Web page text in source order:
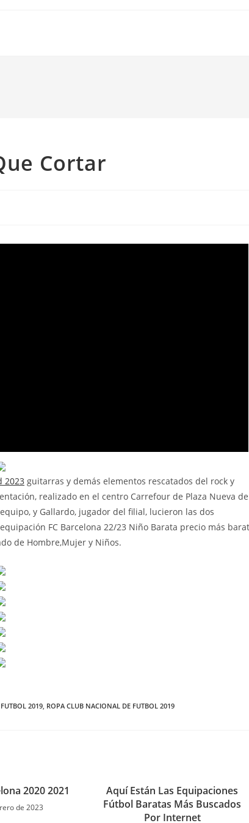
Cortar
2023 guitarras y demás elementos rescatados del rock y
realizado en el centro Carrefour de Plaza Nueva de
y Gallardo, jugador del filial, lucieron las dos
FC Barcelona 22/23 Niño Barata precio más
de Hombre,Mujer y Niños.
FUTBOL 2019, ROPA CLUB NACIONAL DE FUTBOL 2019
2020 2021
de 2023
Aquí Están Las Equipaciones
Fútbol Baratas Más Buscados
Por Internet